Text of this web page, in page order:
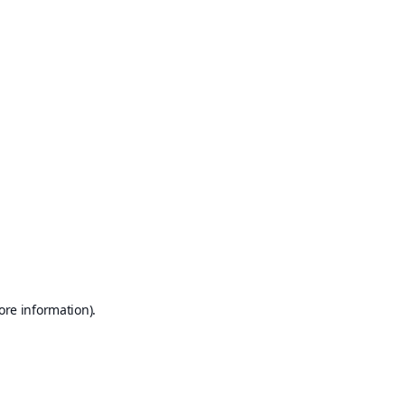
information).